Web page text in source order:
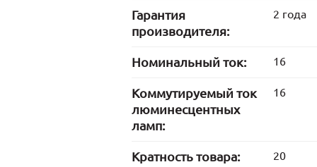
Гарантия
производителя:
2 года
Номинальный ток: 16
Коммутируемый ток
люминесцентных
ламп:
16
Кратность товара: 20